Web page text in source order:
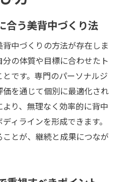
合う美背中づくり法
中づくりの方法が存在しま
の体質や目標に合わせたト
です。専門のパーソナルジ
を通じて個別に最適化され
り、無理なく効率的に背中
ィラインを形成できます。
とが、継続と成果につなが